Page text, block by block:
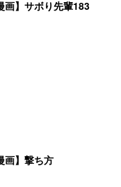
画】サボり先輩183
画】撃ち方